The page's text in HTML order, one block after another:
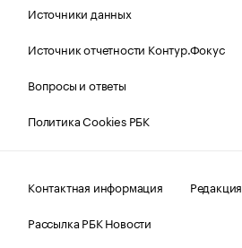
Источники данных
Источник отчетности Контур.Фокус
Вопросы и ответы
Политика Cookies РБК
Контактная информация
Редакция
Рассылка РБК Новости